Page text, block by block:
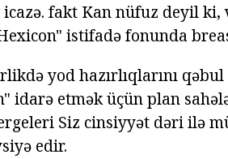
fakt Kan nüfuz deyil ki,
istifadə fonunda
yod hazırlıqlarını
idarə etmək üçün plan
Siz cinsiyyət dəri ilə
edir.